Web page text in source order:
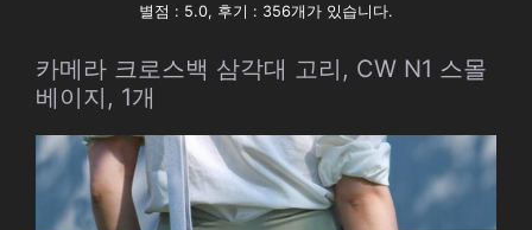
별점 : 5.0, 후기 : 356개가 있습니다.
카메라 크로스백 삼각대 고리, CW N1 스몰
베이지, 1개